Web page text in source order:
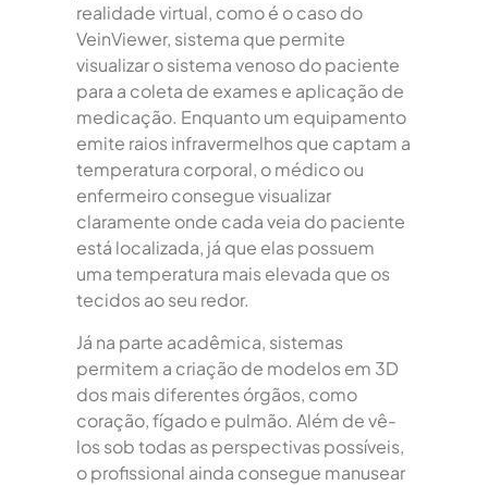
realidade virtual, como é o caso do
VeinViewer, sistema que permite
visualizar o sistema venoso do paciente
para a coleta de exames e aplicação de
medicação. Enquanto um equipamento
emite raios infravermelhos que captam a
temperatura corporal, o médico ou
enfermeiro consegue visualizar
claramente onde cada veia do paciente
está localizada, já que elas possuem
uma temperatura mais elevada que os
tecidos ao seu redor.
Já na parte acadêmica, sistemas
permitem a criação de modelos em 3D
dos mais diferentes órgãos, como
coração, fígado e pulmão. Além de vê-
los sob todas as perspectivas possíveis,
o profissional ainda consegue manusear